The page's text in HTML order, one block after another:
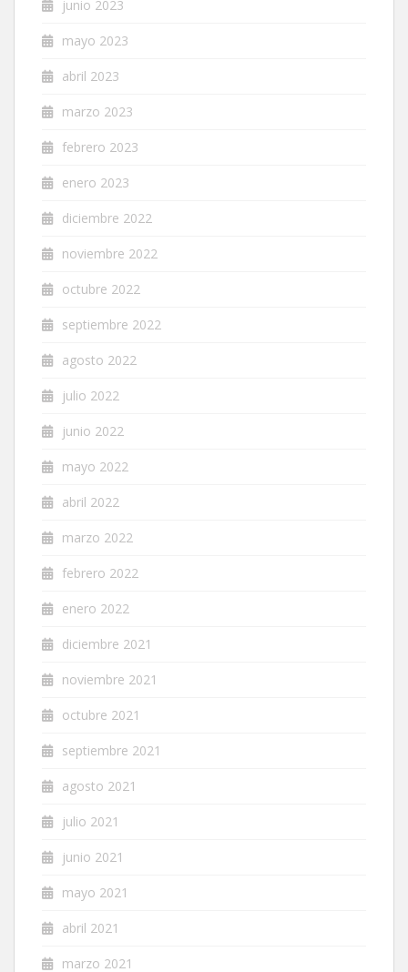
junio 2023
mayo 2023
abril 2023
marzo 2023
febrero 2023
enero 2023
diciembre 2022
noviembre 2022
octubre 2022
septiembre 2022
agosto 2022
julio 2022
junio 2022
mayo 2022
abril 2022
marzo 2022
febrero 2022
enero 2022
diciembre 2021
noviembre 2021
octubre 2021
septiembre 2021
agosto 2021
julio 2021
junio 2021
mayo 2021
abril 2021
marzo 2021